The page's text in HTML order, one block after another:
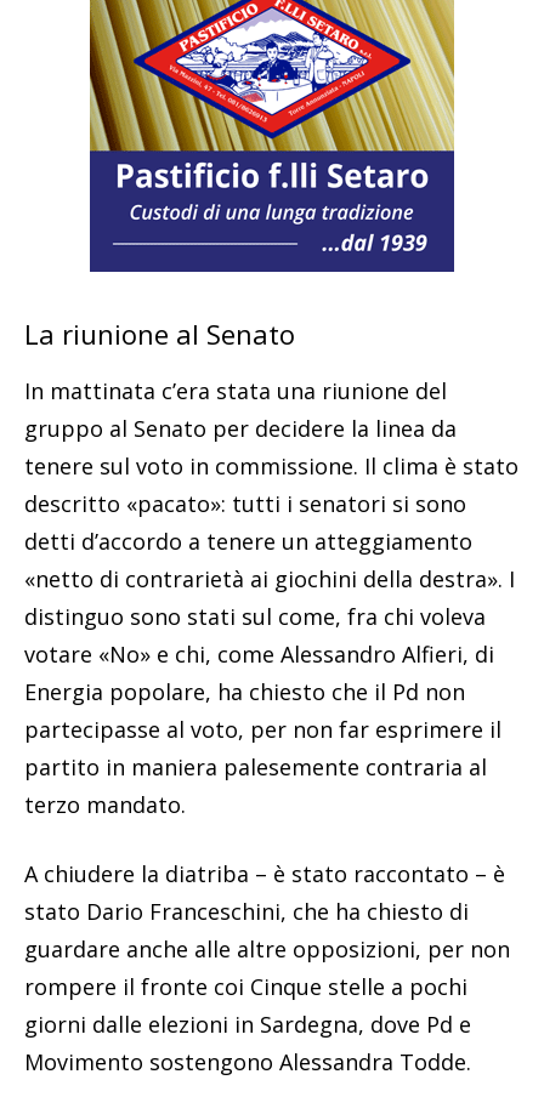
La riunione al Senato
In mattinata c’era stata una riunione del
gruppo al Senato per decidere la linea da
tenere sul voto in commissione. Il clima è stato
descritto «pacato»: tutti i senatori si sono
detti d’accordo a tenere un atteggiamento
«netto di contrarietà ai giochini della destra». I
distinguo sono stati sul come, fra chi voleva
votare «No» e chi, come Alessandro Alfieri, di
Energia popolare, ha chiesto che il Pd non
partecipasse al voto, per non far esprimere il
partito in maniera palesemente contraria al
terzo mandato.
A chiudere la diatriba – è stato raccontato – è
stato Dario Franceschini, che ha chiesto di
guardare anche alle altre opposizioni, per non
rompere il fronte coi Cinque stelle a pochi
giorni dalle elezioni in Sardegna, dove Pd e
Movimento sostengono Alessandra Todde.